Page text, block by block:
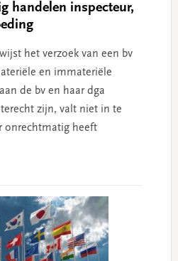
handelen inspecteur,
het verzoek van een bv
en immateriële
de bv en haar dga
zijn, valt niet in te
onrechtmatig heeft